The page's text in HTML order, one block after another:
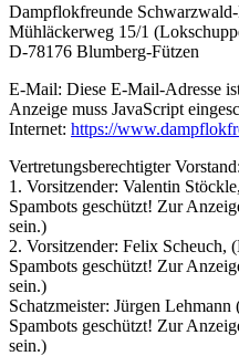
Dampflokfreunde
Mühläckerweg 15/1
D-78176 Blumberg-Fützen
E-Mail: Diese E-Mail-Adresse
Anzeige muss JavaScript
Internet: https://
Vertretungsberechtigter Vorstand:
1. Vorsitzender: Valentin
Spambots geschützt! Zur
sein.)
2. Vorsitzender: Felix Scheuch, (
Spambots geschützt! Zur
sein.)
Schatzmeister: Jürgen Lehmann
Spambots geschützt! Zur
sein.)